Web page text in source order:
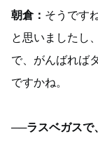
朝倉： そうです
と思いましたし
で、がんばれば
ですかね。
──ラスベガスで